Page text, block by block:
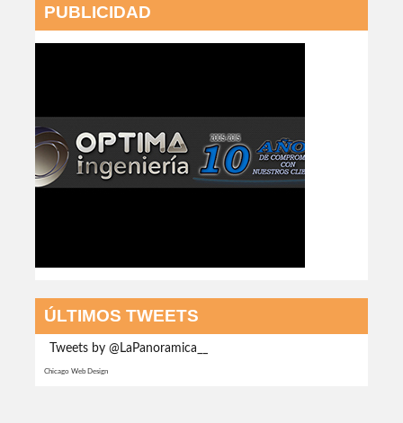
PUBLICIDAD
ÚLTIMOS TWEETS
Tweets by @LaPanoramica__
Chicago Web Design